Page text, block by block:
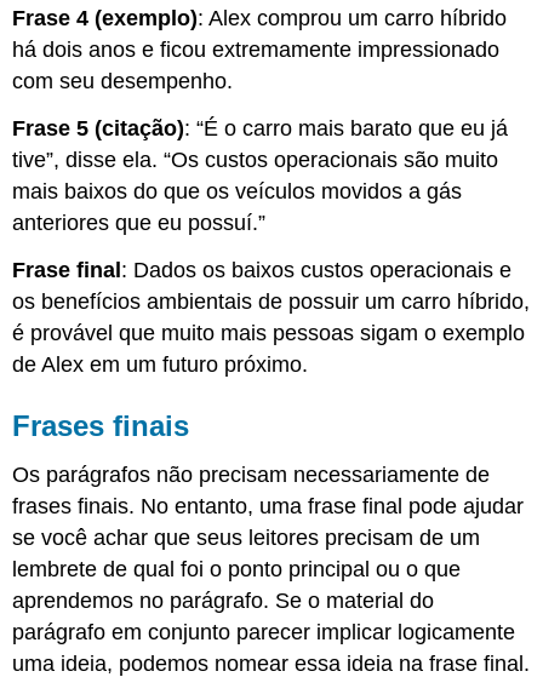
Frase 4 (exemplo): Alex comprou um carro híbrido
há dois anos e ficou extremamente impressionado
com seu desempenho.
Frase 5 (citação): “É o carro mais barato que eu já
tive”, disse ela. “Os custos operacionais são muito
mais baixos do que os veículos movidos a gás
anteriores que eu possuí.”
Frase final : Dados os baixos custos operacionais e
os benefícios ambientais de possuir um carro híbrido,
é provável que muito mais pessoas sigam o exemplo
de Alex em um futuro próximo.
Frases finais
Os parágrafos não precisam necessariamente de
frases finais. No entanto, uma frase final pode ajudar
se você achar que seus leitores precisam de um
lembrete de qual foi o ponto principal ou o que
aprendemos no parágrafo. Se o material do
parágrafo em conjunto parecer implicar logicamente
uma ideia, podemos nomear essa ideia na frase final.